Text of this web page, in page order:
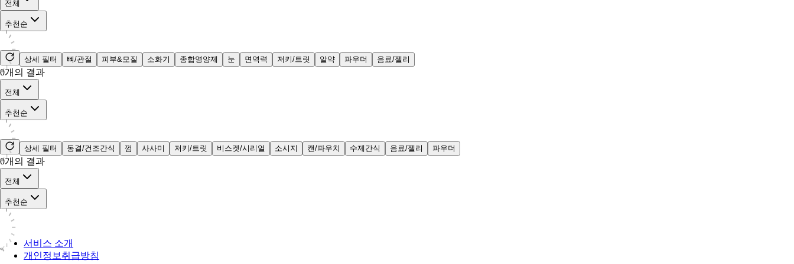
전체
추천순
상세 필터 뼈/관절 피부&모질 소화기 종합영양제 눈 면역력 저키/트릿 알약 파우더 음료/젤리
0개의 결과
전체
추천순
상세 필터 동결/건조간식 껌 사사미 저키/트릿 비스켓/시리얼 소시지 캔/파우치 수제간식 음료/젤리 파우더
0개의 결과
전체
추천순
서비스 소개
개인정보취급방침